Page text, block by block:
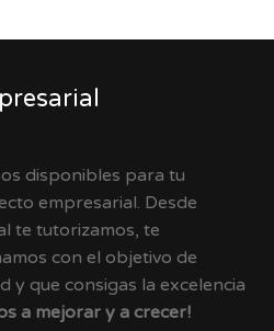
disponibles para tu
empresarial. Desde
te tutorizamos, te
con el objetivo de
y que consigas la excelencia
a mejorar y a crecer!